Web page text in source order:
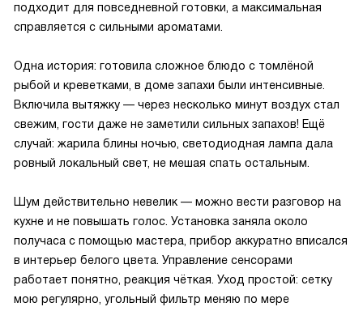
подходит для повседневной готовки, а максимальная
справляется с сильными ароматами.
Одна история: готовила сложное блюдо с томлёной
рыбой и креветками, в доме запахи были интенсивные.
Включила вытяжку — через несколько минут воздух стал
свежим, гости даже не заметили сильных запахов! Ещё
случай: жарила блины ночью, светодиодная лампа дала
ровный локальный свет, не мешая спать остальным.
Шум действительно невелик — можно вести разговор на
кухне и не повышать голос. Установка заняла около
получаса с помощью мастера, прибор аккуратно вписался
в интерьер белого цвета. Управление сенсорами
работает понятно, реакция чёткая. Уход простой: сетку
мою регулярно, угольный фильтр меняю по мере